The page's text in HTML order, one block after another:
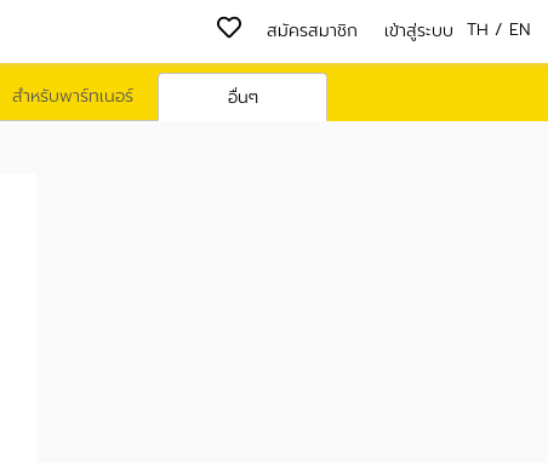
TH / EN
สมัครสมาชิก เข้าสู่ระบบ
สำหรับพาร์ทเนอร์ อื่นๆ